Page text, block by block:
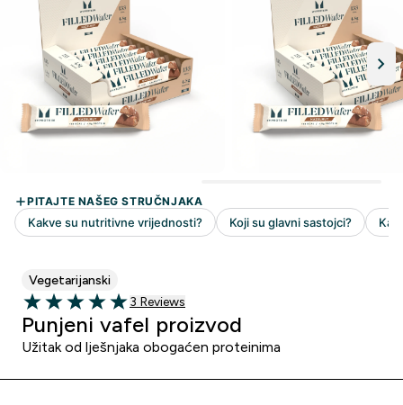
Vegetarijanski
5 out of 5 stars
3 customer reviews
3 Reviews
Punjeni vafel proizvod
Užitak od lješnjaka obogaćen proteinima